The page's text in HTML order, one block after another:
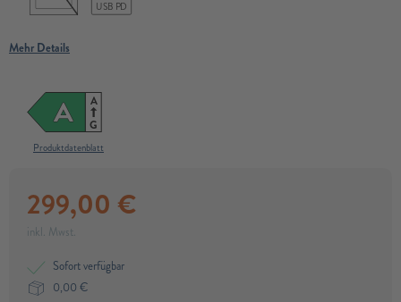
USB PD
Mehr Details
A
G
A
Produktdatenblatt
299,00 €
inkl. Mwst.
Sofort verfügbar
0,00 €